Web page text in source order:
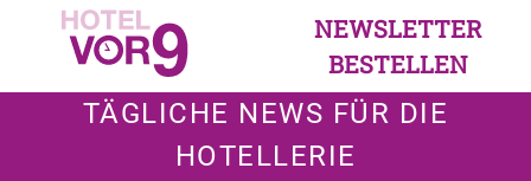
NEWSLETTER
BESTELLEN
TÄGLICHE NEWS FÜR DIE
HOTELLERIE